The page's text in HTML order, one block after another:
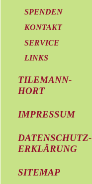
SPENDEN
KONTAKT
SERVICE
LINKS
TILEMANN-
HORT
IMPRESSUM
DATENSCHUTZ-
ERKLÄRUNG
SITEMAP